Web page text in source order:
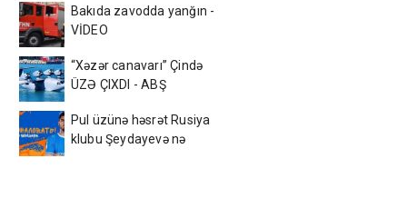
Bakıda zavodda yanğın -
VİDEO
“Xəzər canavarı” Çində
ÜZƏ ÇIXDI - ABŞ
Pul üzünə həsrət Rusiya
klubu Şeydayevə nə